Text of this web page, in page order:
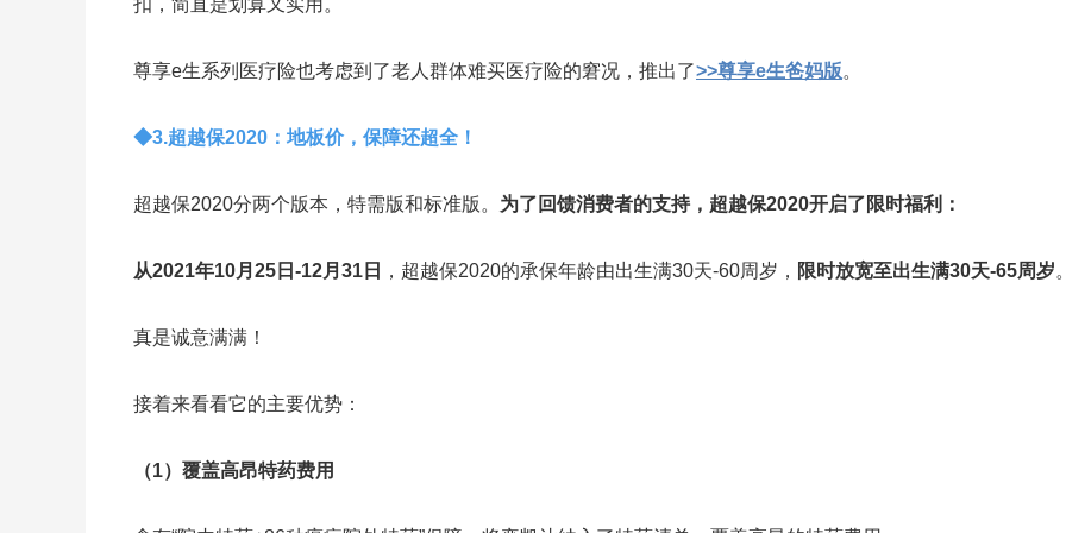
扣，简直是划算又实用。
尊享e生系列医疗险也考虑到了老人群体难买医疗险的窘况，推出了>>尊享e生爸妈版。
◆3.超越保2020：地板价，保障还超全！
超越保2020分两个版本，特需版和标准版。 为了回馈消费者的支持，超越保2020开启了限时福利：
从2021年10月25日-12月31日 ，超越保2020的承保年龄由出生满30天-60周岁， 限时放宽至出生满30天-65周岁
真是诚意满满！
接着来看看它的主要优势：
（1）覆盖高昂特药费用